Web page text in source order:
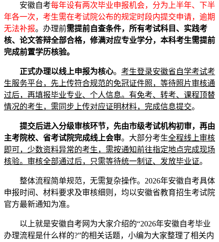
安徽自考每年设有两次毕业申报机会，分为上半年、下半
年各一次，考生需在考试院公布的规定时段内提交申请，逾期
无法补报。办理前需提前自查条件，所有考试科目、实践考
核、论文答辩全部合格，修满对应专业学分，本科考生需提前
完成前置学历核验。
正式办理以线上申报为核心。 考生登录安徽省自学考试考
生服务平台，先上传符合规范的免冠证件照，等待照片审核通
过后，再填报毕业专业、个人信息。有免考、转考、课程顶替
情况的考生，需同步上传对应证明材料，完成信息提交。
提交后进入分级审核环节，先由市级考试机构初审，再由
主考院校、省考试院完成线上会审。大部分考生全程线上审核
即可，少数资料异常的考生，需按通知前往指定地点完成现场
核验。审核全部通过后，只需等待统一制证、发放毕业证。
整体流程简单规范，无需复杂操作。2026年安徽自考具体
申报时间、材料要求及审核细则，均以安徽省教育招生考试院
官方最新通知为准。
以上就是安徽自考网为大家介绍的“2026年安徽自考毕业
办理流程是什么样的?”的相关话题，小编为大家整理了相关内